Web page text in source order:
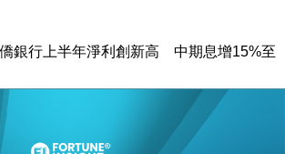
銀行上半年淨利創新高 中期息增15%至
豐上調香港今年GDP預測至4.5% 看好貿易
冒內地執法人員要求交「保證金」 43歲女子